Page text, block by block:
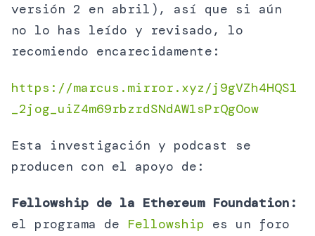
versión 2 en abril), así que si aún
no lo has leído y revisado, lo
recomiendo encarecidamente:
https://marcus.mirror.xyz/j9gVZh4HQS1
_2jog_uiZ4m69rbzrdSNdAW1sPrQgOow
Esta investigación y podcast se
producen con el apoyo de:
Fellowship de la Ethereum Foundation:
el programa de Fellowship es un foro